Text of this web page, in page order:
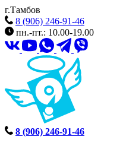
г.Тамбов
8 (906) 246-91-46
пн.-пт.: 10.00-19.00
8 (906) 246-91-46